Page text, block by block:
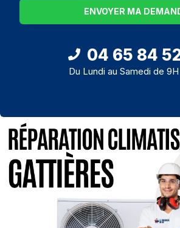
ENVOYER MA
04 65 84
Du Lundi au Samedi de 9H